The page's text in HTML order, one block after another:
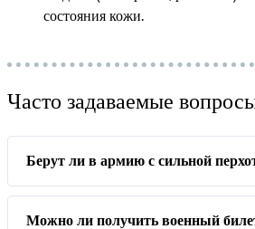
состояния кожи.
Часто задаваемые
Берут ли в армию с сильной
Можно ли получить военный